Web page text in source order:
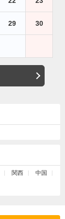
29 30
関西 中国